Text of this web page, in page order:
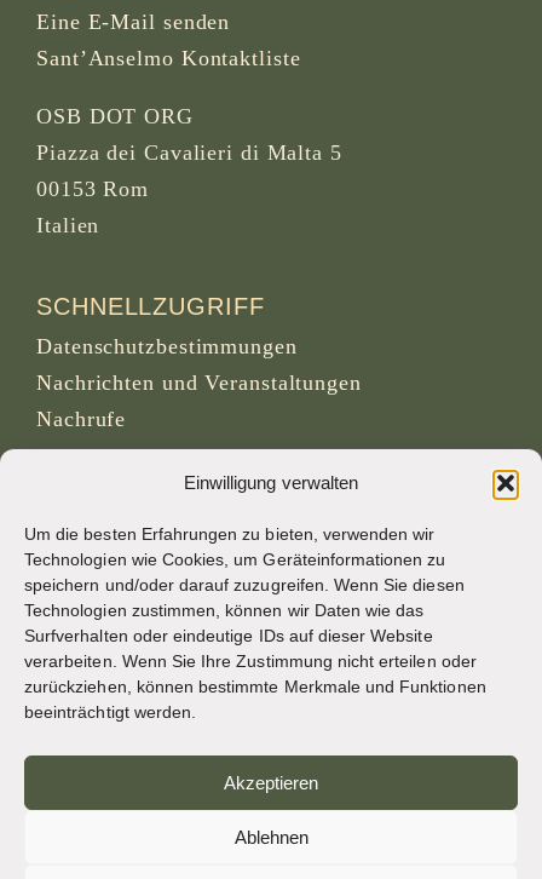
Einwilligung verwalten
Um die besten Erfahrungen zu bieten, verwenden wir
Technologien wie Cookies, um Geräteinformationen zu
speichern und/oder darauf zuzugreifen. Wenn Sie diesen
Technologien zustimmen, können wir Daten wie das
Surfverhalten oder eindeutige IDs auf dieser Website
verarbeiten. Wenn Sie Ihre Zustimmung nicht erteilen oder
zurückziehen, können bestimmte Merkmale und Funktionen
beeinträchtigt werden.
Akzeptieren
Ablehnen
Eine E-Mail senden
Sant’Anselmo Kontaktliste
OSB DOT ORG
Piazza dei Cavalieri di Malta 5
00153 Rom
Italien
SCHNELLZUGRIFF
Datenschutzbestimmungen
Nachrichten und Veranstaltungen
Nachrufe
Archivseite von osb.org
SOZIALE MEDIEN
CREDITS
Seitenfotos